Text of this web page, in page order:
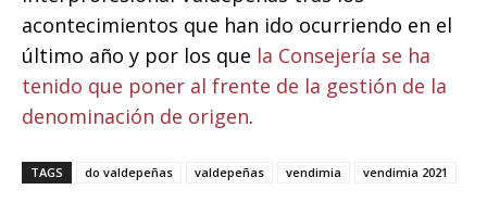
acontecimientos que han ido ocurriendo en el
último año y por los que la Consejería se ha
tenido que poner al frente de la gestión de la
denominación de origen.
TAGS do valdepeñas valdepeñas vendimia vendimia 2021